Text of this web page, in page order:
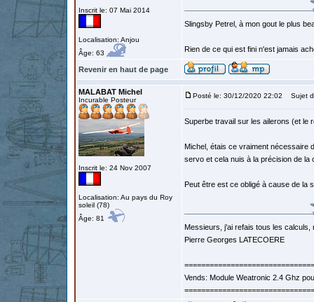
Inscrit le: 07 Mai 2014
Localisation: Anjou
Âge: 63
Slingsby Petrel, à mon gout le plus
Rien de ce qui est fini n'est jamais
Revenir en haut de page
MALABAT Michel
Incurable Posteur
Inscrit le: 24 Nov 2007
Localisation: Au pays du Roy
soleil (78)
Âge: 81
Posté le: 30/12/2020 22:02 Sujet
Superbe travail sur les ailerons (et le
Michel, étais ce vraiment nécessaire
servo et cela nuis à la précision de la
Peut être est ce obligé à cause de la
Messieurs, j'ai refais tous les calculs,
Pierre Georges LATECOERE
===============================
Vends: Module Weatronic 2.4 Ghz
===============================